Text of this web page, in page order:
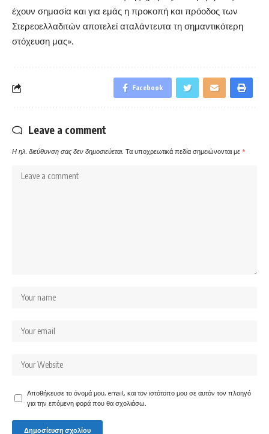
έχουν σημασία και για εμάς η προκοπή και πρόοδος των
Στερεοελλαδιτών αποτελεί αταλάντευτα τη σημαντικότερη
στόχευση μας».
Facebook
Leave a comment
Η ηλ. διεύθυνση σας δεν δημοσιεύεται. Τα υποχρεωτικά πεδία σημειώνονται με *
Αποθήκευσε το όνομά μου, email, και τον ιστότοπο μου σε αυτόν τον πλοηγό
για την επόμενη φορά που θα σχολιάσω.